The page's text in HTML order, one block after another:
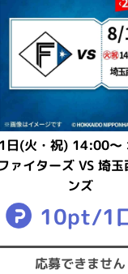
間中は応募口数の
れた場合、賞品ひ
法はKONAMI
い方法を代金引き
い方法をクレジッ
由からデビットカ
込み時点で口座か
、または抽選お申
については弊社で
時にお申し込み時
は最初の引き落と
については弊社で
況はコナミスタイル
日(火・祝) 14:00～
ァイターズ VS 埼
ンズ
10pt/1
応募できません